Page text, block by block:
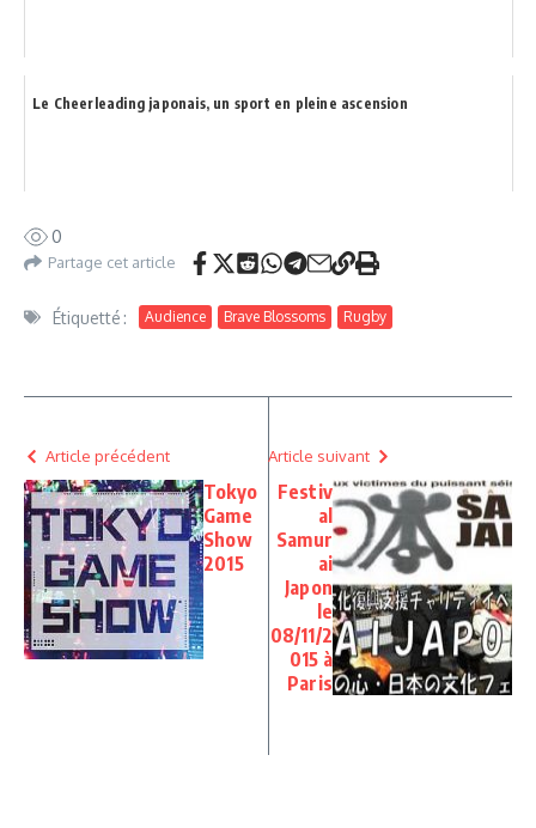
Le Cheerleading japonais, un sport en pleine ascension
0
Partage cet article
Étiquetté : Audience Brave Blossoms Rugby
Article précédent
Tokyo
Game
Show
2015
Article suivant
Festiv
al
Samur
ai
Japon
le
08/11/2
015 à
Paris